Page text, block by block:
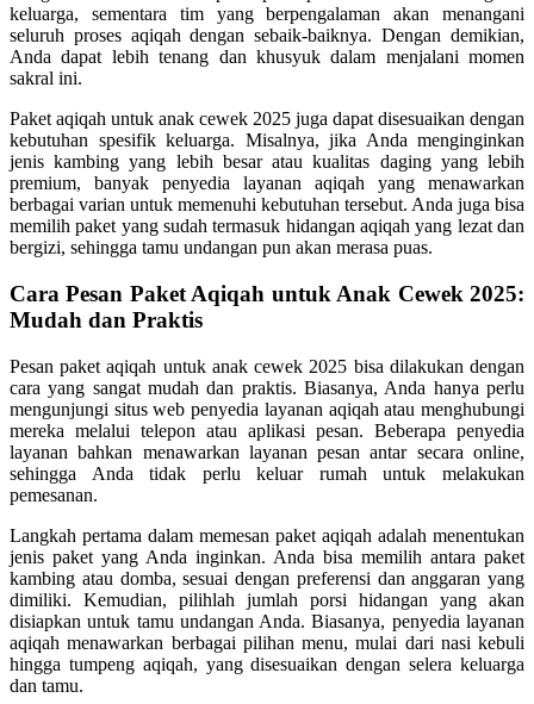
keluarga, sementara tim yang berpengalaman akan menangani
seluruh proses aqiqah dengan sebaik-baiknya. Dengan demikian,
Anda dapat lebih tenang dan khusyuk dalam menjalani momen
sakral ini.
Paket aqiqah untuk anak cewek 2025 juga dapat disesuaikan dengan
kebutuhan spesifik keluarga. Misalnya, jika Anda menginginkan
jenis kambing yang lebih besar atau kualitas daging yang lebih
premium, banyak penyedia layanan aqiqah yang menawarkan
berbagai varian untuk memenuhi kebutuhan tersebut. Anda juga bisa
memilih paket yang sudah termasuk hidangan aqiqah yang lezat dan
bergizi, sehingga tamu undangan pun akan merasa puas.
Cara Pesan Paket Aqiqah untuk Anak Cewek 2025:
Mudah dan Praktis
Pesan paket aqiqah untuk anak cewek 2025 bisa dilakukan dengan
cara yang sangat mudah dan praktis. Biasanya, Anda hanya perlu
mengunjungi situs web penyedia layanan aqiqah atau menghubungi
mereka melalui telepon atau aplikasi pesan. Beberapa penyedia
layanan bahkan menawarkan layanan pesan antar secara online,
sehingga Anda tidak perlu keluar rumah untuk melakukan
pemesanan.
Langkah pertama dalam memesan paket aqiqah adalah menentukan
jenis paket yang Anda inginkan. Anda bisa memilih antara paket
kambing atau domba, sesuai dengan preferensi dan anggaran yang
dimiliki. Kemudian, pilihlah jumlah porsi hidangan yang akan
disiapkan untuk tamu undangan Anda. Biasanya, penyedia layanan
aqiqah menawarkan berbagai pilihan menu, mulai dari nasi kebuli
hingga tumpeng aqiqah, yang disesuaikan dengan selera keluarga
dan tamu.